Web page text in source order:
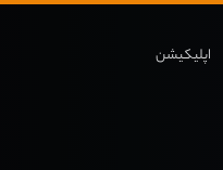
اپلیکیشن